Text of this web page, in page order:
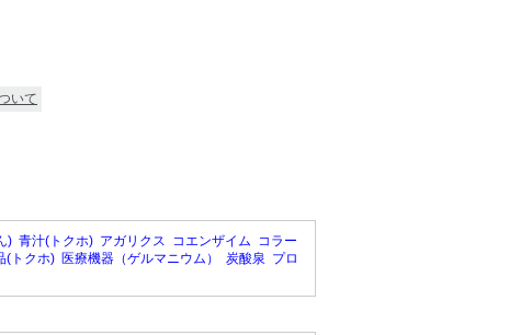
いて
) 青汁(トクホ) アガリクス コエンザイム コラー
(トクホ) 医療機器（ゲルマニウム） 炭酸泉 プロ